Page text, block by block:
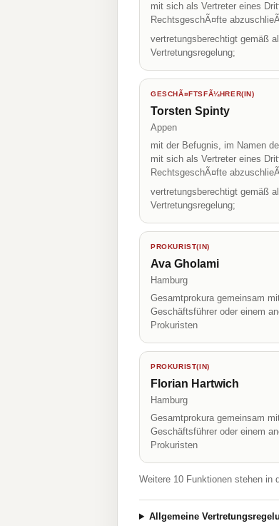
mit sich als Vertreter eines
RechtsgeschÃ¤fte
vertretungsberechtigt gemäß
Vertretungsregelung;
GESCHÃ¤FTSFÃ¼HRER(IN)
Torsten Spinty
Appen
mit der Befugnis, im Namen
mit sich als Vertreter eines
RechtsgeschÃ¤fte
vertretungsberechtigt gemäß
Vertretungsregelung;
PROKURIST(IN)
Ava Gholami
Hamburg
Gesamtprokura gemeinsam
Geschäftsführer oder einem
Prokuristen
PROKURIST(IN)
Florian Hartwich
Hamburg
Gesamtprokura gemeinsam
Geschäftsführer oder einem
Prokuristen
Weitere 10 Funktionen stehen in
Allgemeine